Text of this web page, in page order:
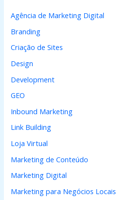
p
o
r
:
Agência de Marketing Digital
Branding
Criação de Sites
Design
Development
GEO
Inbound Marketing
Link Building
Loja Virtual
Marketing de Conteúdo
Marketing Digital
Marketing para Negócios Locais